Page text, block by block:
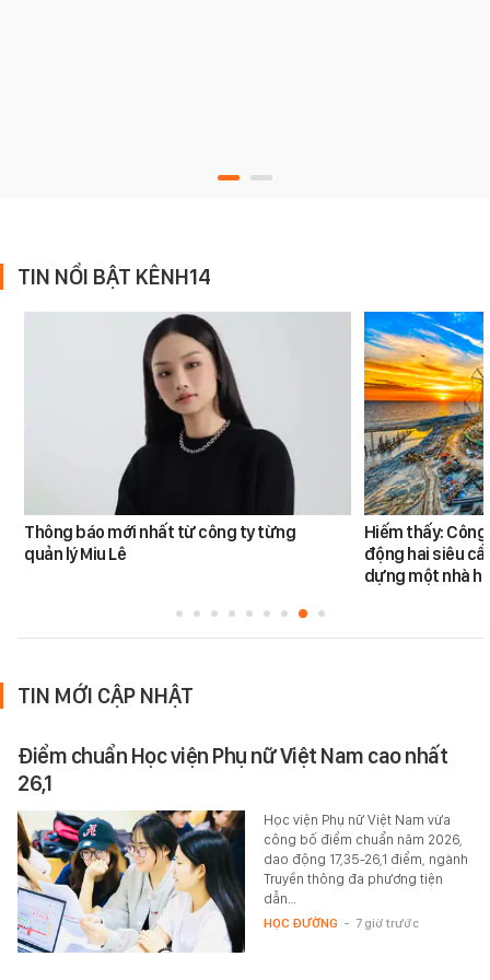
TIN NỔI BẬT KÊNH14
Thông báo mới nhất từ công ty từng
quản lý Miu Lê
Hiếm thấy:
động hai siêu
dựng một nhà
TIN MỚI CẬP NHẬT
Điểm chuẩn Học viện Phụ nữ Việt Nam cao nhất
26,1
Học viện Phụ nữ Việt Nam vừa
công bố điểm chuẩn năm 2026,
dao động 17,35-26,1 điểm, ngành
Truyền thông đa phương tiện
dẫn…
HỌC ĐƯỜNG - 7 giờ trước